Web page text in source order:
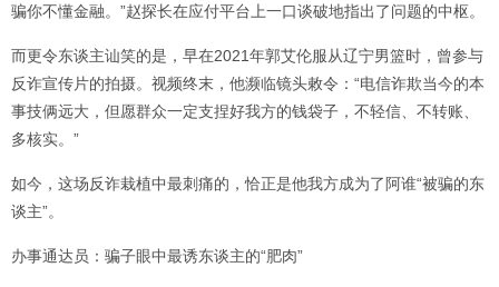
骗你不懂金融。”赵探长在应付平台上一口谈破地指出了问题的中枢。
而更令东谈主讪笑的是，早在2021年郭艾伦服从辽宁男篮时，曾参与
反诈宣传片的拍摄。视频终末，他濒临镜头敕令：“电信诈欺当今的本
事技俩远大，但愿群众一定支捏好我方的钱袋子，不轻信、不转账、
多核实。”
如今，这场反诈栽植中最刺痛的，恰正是他我方成为了阿谁“被骗的东
谈主”。
办事通达员：骗子眼中最诱东谈主的“肥肉”